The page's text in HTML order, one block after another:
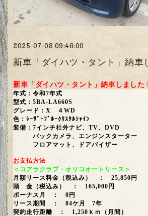
2025-07-08 09:46:00
新車「ダイハツ・タント」納車
新車「ダイハツ・タント」納車しました
年式：令和7年式
型式：5BA-LA660S
グレード：X ４WD
色：ﾚｰｻﾞｰﾌﾞﾙｰｸﾘｽﾀﾙｼｬｲﾝ
装備：7インチ社外ナビ、TV、DVD
バックカメラ、エンジンスターター
フロアマット、ドアバイザー
お支払方法
＜コアラクラブ・オリコオートリース＞
月額リース料金（税込み） ： 25,850円
頭 金（税込み） ： 165,000円
ボーナス月 ： 0円
リース期間 ： 84ケ月 7年
契約走行距離 ： 1,250ｋｍ（月間）